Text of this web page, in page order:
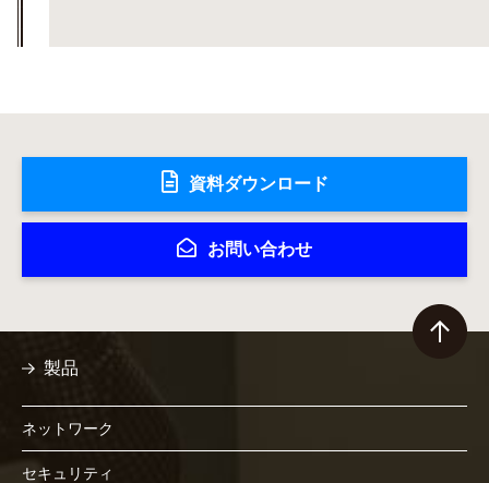
資料ダウンロード
お問い合わせ
製品
ネットワーク
セキュリティ